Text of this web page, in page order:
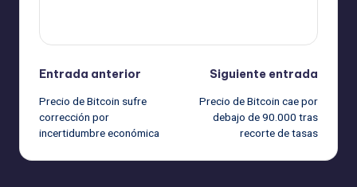
Navegación
de
entradas
Entrada anterior
Precio de Bitcoin sufre
corrección por
incertidumbre económica
Siguiente entrada
Precio de Bitcoin cae por
debajo de 90.000 tras
recorte de tasas